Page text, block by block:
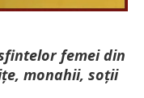
femei din
monahii, soții